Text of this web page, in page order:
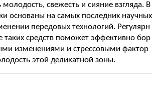
молодость, свежесть и сияние взгляда. В
основаны на самых последних научных
передовых технологий. Регулярн
таких средств поможет эффективно бор
изменениями и стрессовыми фактор
этой деликатной зоны.